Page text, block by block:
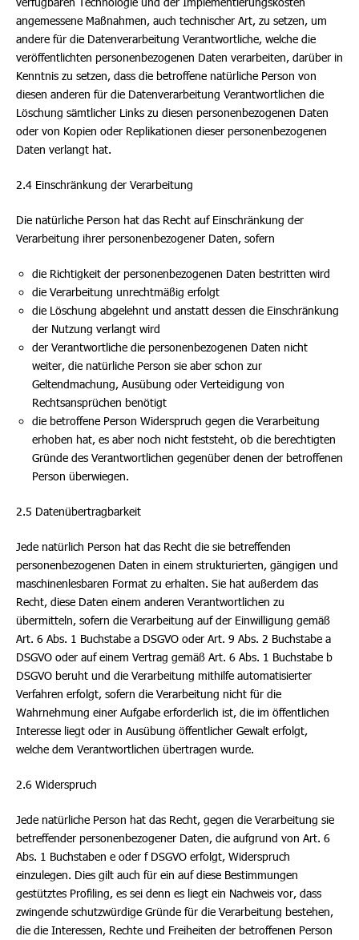
angemessene Maßnahmen, auch technischer Art, zu setzen, um
andere für die Datenverarbeitung Verantwortliche, welche die
veröffentlichten personenbezogenen Daten verarbeiten, darüber in
Kenntnis zu setzen, dass die betroffene natürliche Person von
diesen anderen für die Datenverarbeitung Verantwortlichen die
Löschung sämtlicher Links zu diesen personenbezogenen Daten
oder von Kopien oder Replikationen dieser personenbezogenen
Daten verlangt hat.
2.4 Einschränkung der Verarbeitung
Die natürliche Person hat das Recht auf Einschränkung der
Verarbeitung ihrer personenbezogener Daten, sofern
die Richtigkeit der personenbezogenen Daten bestritten wird
die Verarbeitung unrechtmäßig erfolgt
die Löschung abgelehnt und anstatt dessen die Einschränkung
der Nutzung verlangt wird
der Verantwortliche die personenbezogenen Daten nicht
weiter, die natürliche Person sie aber schon zur
Geltendmachung, Ausübung oder Verteidigung von
Rechtsansprüchen benötigt
die betroffene Person Widerspruch gegen die Verarbeitung
erhoben hat, es aber noch nicht feststeht, ob die berechtigten
Gründe des Verantwortlichen gegenüber denen der betroffenen
Person überwiegen.
2.5 Datenübertragbarkeit
Jede natürlich Person hat das Recht die sie betreffenden
personenbezogenen Daten in einem strukturierten, gängigen und
maschinenlesbaren Format zu erhalten. Sie hat außerdem das
Recht, diese Daten einem anderen Verantwortlichen zu
übermitteln, sofern die Verarbeitung auf der Einwilligung gemäß
Art. 6 Abs. 1 Buchstabe a DSGVO oder Art. 9 Abs. 2 Buchstabe a
DSGVO oder auf einem Vertrag gemäß Art. 6 Abs. 1 Buchstabe b
DSGVO beruht und die Verarbeitung mithilfe automatisierter
Verfahren erfolgt, sofern die Verarbeitung nicht für die
Wahrnehmung einer Aufgabe erforderlich ist, die im öffentlichen
Interesse liegt oder in Ausübung öffentlicher Gewalt erfolgt,
welche dem Verantwortlichen übertragen wurde.
2.6 Widerspruch
Jede natürliche Person hat das Recht, gegen die Verarbeitung sie
betreffender personenbezogener Daten, die aufgrund von Art. 6
Abs. 1 Buchstaben e oder f DSGVO erfolgt, Widerspruch
einzulegen. Dies gilt auch für ein auf diese Bestimmungen
gestütztes Profiling, es sei denn es liegt ein Nachweis vor, dass
zwingende schutzwürdige Gründe für die Verarbeitung bestehen,
die die Interessen, Rechte und Freiheiten der betroffenen Person